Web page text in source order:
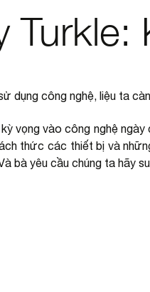
dụng công nghệ, liệu ta
vọng vào công nghệ
thức các thiết bị và
bà yêu cầu chúng ta hãy